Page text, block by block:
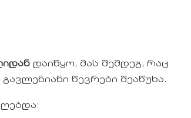
დაიწყო, მას შემდეგ, რაც
წევრები შეაწუხა.